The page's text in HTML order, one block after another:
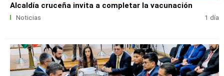
Alcaldía cruceña invita a completar la vacunación
Noticias 1 día